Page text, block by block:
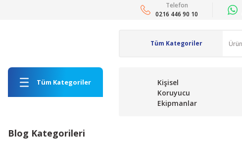
Telefon
0216 446 90 10
Tüm Kategoriler
Kişisel
Koruyucu
Ekipmanlar
Blog Kategorileri